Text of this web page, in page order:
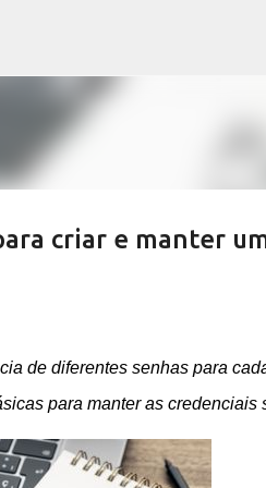
criar e manter
de diferentes senhas para
para manter as credenciais